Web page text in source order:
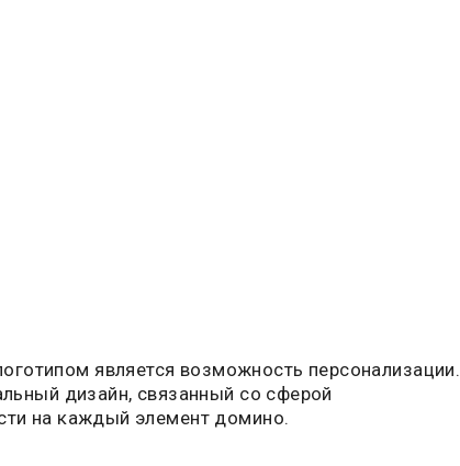
является возможность персонализации.
дизайн, связанный со сферой
на каждый элемент домино.